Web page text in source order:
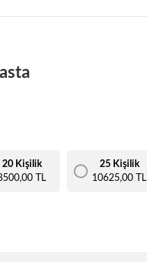
20 Kişilik
TL
25 Kişilik
10625,00 TL